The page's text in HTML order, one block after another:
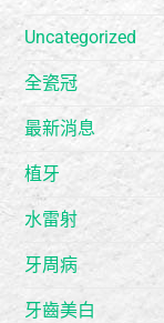
Uncategorized
全瓷冠
最新消息
植牙
水雷射
牙周病
牙齒美白